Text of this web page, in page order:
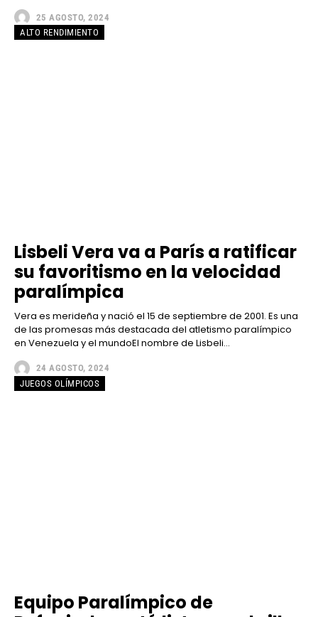
25 AGOSTO, 2024
ALTO RENDIMIENTO
Lisbeli Vera va a París a ratificar
su favoritismo en la velocidad
paralímpica
Vera es merideña y nació el 15 de septiembre de 2001. Es una
de las promesas más destacada del atletismo paralímpico
en Venezuela y el mundoEl nombre de Lisbeli...
24 AGOSTO, 2024
JUEGOS OLÍMPICOS
Equipo Paralímpico de